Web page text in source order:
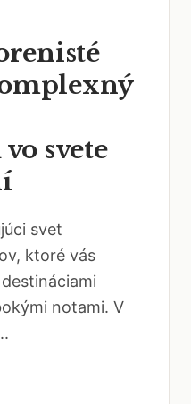
svete
svet
ktoré vás
notami. V